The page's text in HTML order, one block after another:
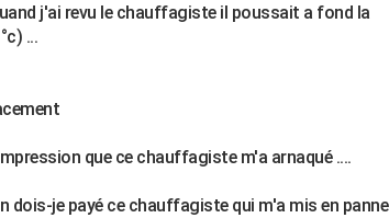
j'ai revu le chauffagiste il poussait a fond la
...
que ce chauffagiste m'a arnaqué ....
dois-je payé ce chauffagiste qui m'a mis en panne